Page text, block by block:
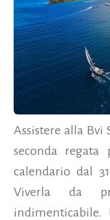
Assistere alla Bvi
seconda
calendario dal
Viverla da
indimenticabile.